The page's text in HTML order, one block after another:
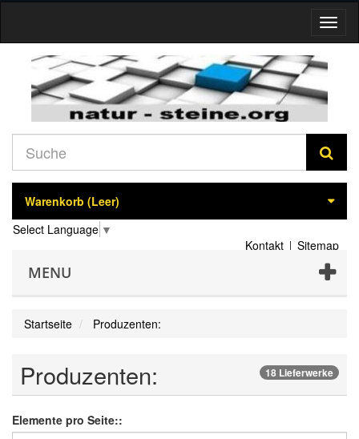
Warenkorb (Leer)
Select Language ▼
Kontakt
Sitemap
MENU
Startseite Produzenten:
Produzenten: 18 Lieferwerke
Elemente pro Seite::